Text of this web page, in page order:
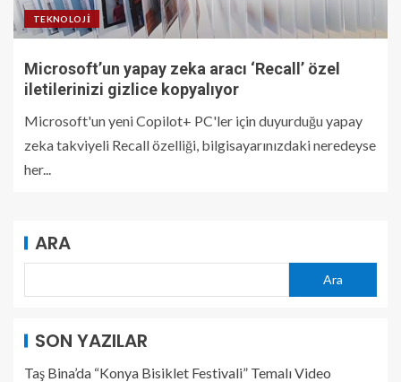
TEKNOLOJI
Microsoft’un yapay zeka aracı ‘Recall’ özel
iletilerinizi gizlice kopyalıyor
Microsoft'un yeni Copilot+ PC'ler için duyurduğu yapay
zeka takviyeli Recall özelliği, bilgisayarınızdaki neredeyse
her...
ARA
Ara
SON YAZILAR
Taş Bina’da “Konya Bisiklet Festivali” Temalı Video